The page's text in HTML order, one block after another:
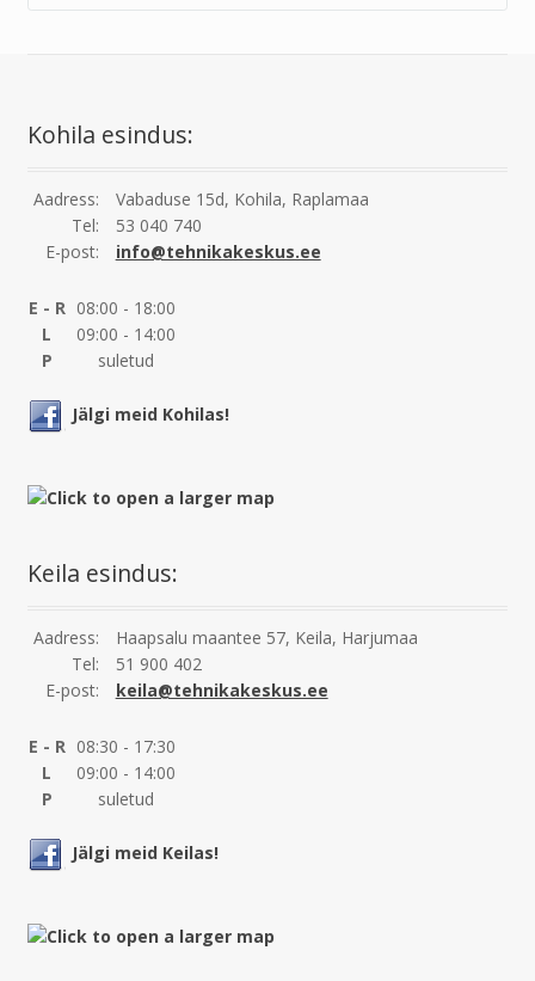
Kohila esindus:
Aadress:
Vabaduse 15d, Kohila, Raplamaa
Tel:
53 040 740
E-post:
info@tehnikakeskus.ee
E - R 08:00 - 18:00
L
09:00 - 14:00
P
suletud
Jälgi meid Kohilas!
Keila esindus:
Aadress:
Haapsalu maantee 57, Keila, Harjumaa
Tel:
51 900 402
E-post:
keila@tehnikakeskus.ee
E - R 08:30 - 17:30
L
09:00 - 14:00
P
suletud
Jälgi meid Keilas!